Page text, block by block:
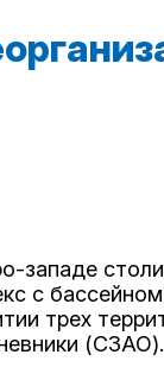
западе
с
трех
(СЗАО).